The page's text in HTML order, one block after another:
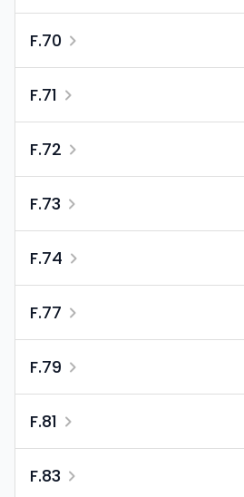
F.70
F.71
F.72
F.73
F.74
F.77
F.79
F.81
F.83